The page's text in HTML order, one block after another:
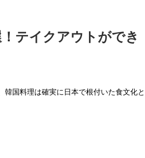
テイクアウトができ
国料理は確実に日本で根付いた食文化と